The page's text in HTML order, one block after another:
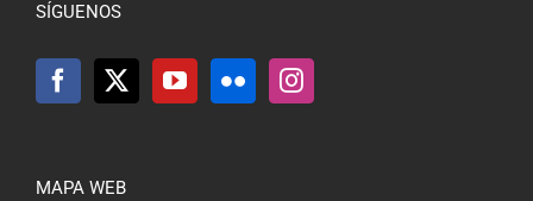
SÍGUENOS
MAPA WEB